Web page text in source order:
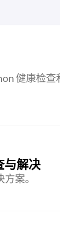
健康检查
与解决
案。